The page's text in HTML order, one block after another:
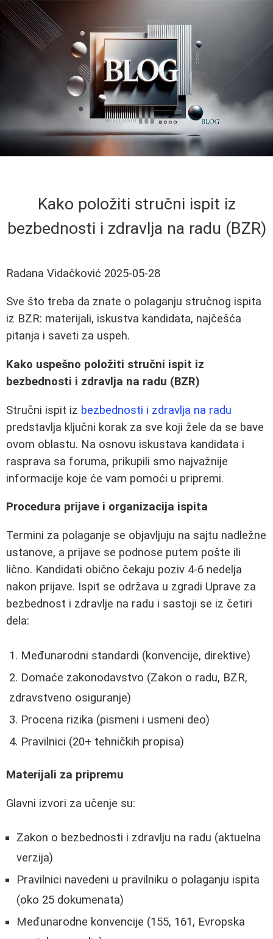
Kako položiti stručni ispit iz
bezbednosti i zdravlja na radu (BZR)
Radana Vidačković 2025-05-28
Sve što treba da znate o polaganju stručnog ispita
iz BZR: materijali, iskustva kandidata, najčešća
pitanja i saveti za uspeh.
Kako uspešno položiti stručni ispit iz
bezbednosti i zdravlja na radu (BZR)
Stručni ispit iz bezbednosti i zdravlja na radu
predstavlja ključni korak za sve koji žele da se bave
ovom oblastu. Na osnovu iskustava kandidata i
rasprava sa forumа, prikupili smo najvažnije
informacije koje će vam pomoći u pripremi.
Procedura prijave i organizacija ispita
Termini za polaganje se objavljuju na sajtu nadležne
ustanove, a prijave se podnose putem pošte ili
lično. Kandidati obično čekaju poziv 4-6 nedelja
nakon prijave. Ispit se održava u zgradi Uprave za
bezbednost i zdravlje na radu i sastoji se iz četiri
dela:
Međunarodni standardi (konvencije, direktive)
Domaće zakonodavstvo (Zakon o radu, BZR,
zdravstveno osiguranje)
Procena rizika (pismeni i usmeni deo)
Pravilnici (20+ tehničkih propisa)
Materijali za pripremu
Glavni izvori za učenje su:
Zakon o bezbednosti i zdravlju na radu (aktuelna
verzija)
Pravilnici navedeni u pravilniku o polaganju ispita
(oko 25 dokumenata)
Međunarodne konvencije (155, 161, Evropska